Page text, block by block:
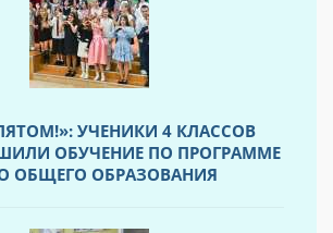
УЧЕНИКИ 4 КЛАССОВ
ОБУЧЕНИЕ ПО ПРОГРАММЕ
ОБЩЕГО ОБРАЗОВАНИЯ